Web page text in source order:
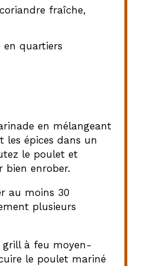
fraîche,
en quartiers
en mélangeant
les épices dans un
le poulet et
bien enrober.
au moins 30
plusieurs
grill à feu moyen-
le poulet mariné